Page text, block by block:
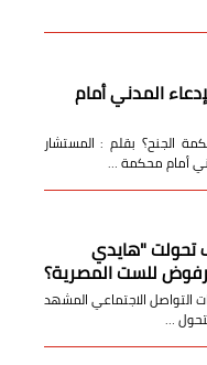
المدني أمام
الجنح؟ بقلم : المستشار
أمام محكمة …
تحولت "هايدي
للست المصرية؟
الاجتماعي المشهد
…